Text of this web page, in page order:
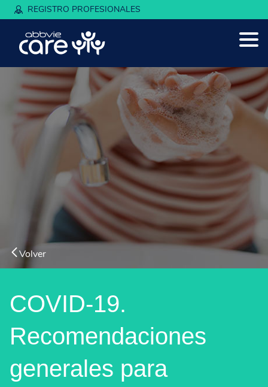
REGISTRO PROFESIONALES
Volver
COVID-19.
Recomendaciones
generales para